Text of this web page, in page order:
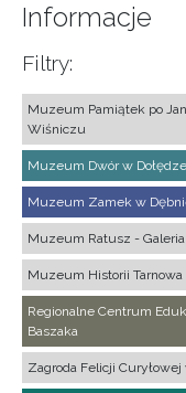
Informacje
Filtry:
Muzeum Pamiątek po
Wiśniczu
Muzeum Dwór w Dołędze
Muzeum Zamek w
Muzeum Ratusz -
Muzeum Historii Tarnowa
Regionalne Centrum
Baszaka
Zagroda Felicji